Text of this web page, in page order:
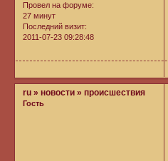
Провел на форуме:
27 минут
Последний визит:
2011-07-23 09:28:48
ru » новости » проиcшествия
Гость